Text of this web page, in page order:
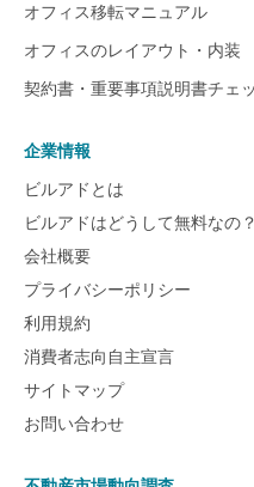
オフィス移転マニュアル
オフィスのレイアウト・内装
契約書・重要事項説明書チェ
企業情報
ビルアドとは
ビルアドはどうして無料なの？
会社概要
プライバシーポリシー
利用規約
消費者志向自主宣言
サイトマップ
お問い合わせ